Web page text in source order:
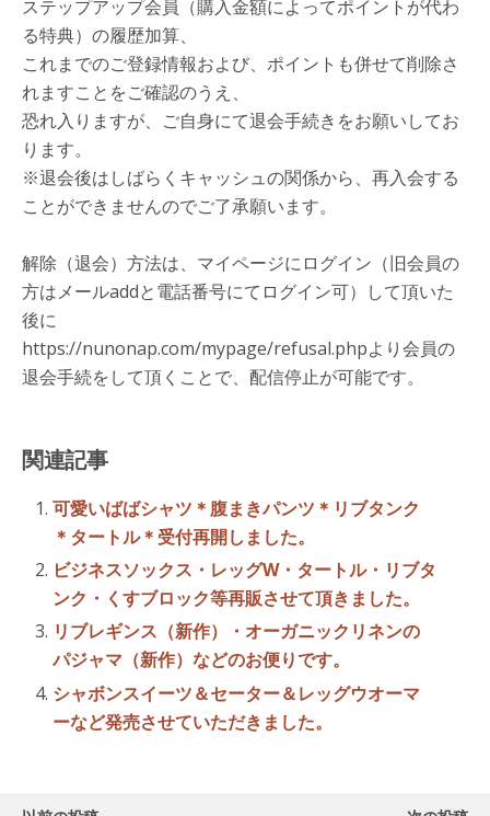
ステップアップ会員（購入金額によってポイントが代わ
る特典）の履歴加算、
これまでのご登録情報および、ポイントも併せて削除さ
れますことをご確認のうえ、
恐れ入りますが、ご自身にて退会手続きをお願いしてお
ります。
※退会後はしばらくキャッシュの関係から、再入会する
ことができませんのでご了承願います。
解除（退会）方法は、マイページにログイン（旧会員の
方はメールaddと電話番号にてログイン可）して頂いた
後に
https://nunonap.com/mypage/refusal.phpより会員の
退会手続をして頂くことで、配信停止が可能です。
関連記事
可愛いばばシャツ＊腹まきパンツ＊リブタンク
＊タートル＊受付再開しました。
ビジネスソックス・レッグW・タートル・リブタ
ンク・くすブロック等再販させて頂きました。
リブレギンス（新作）・オーガニックリネンの
パジャマ（新作）などのお便りです。
シャボンスイーツ＆セーター＆レッグウオーマ
ーなど発売させていただきました。